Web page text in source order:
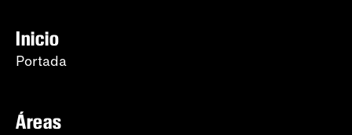
Inicio
Portada
Áreas